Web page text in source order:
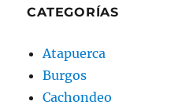
CATEGORÍAS
Atapuerca
Burgos
Cachondeo